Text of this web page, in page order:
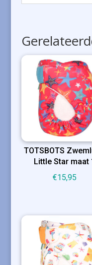
TOTSBOTS
Little Star maat
€15,95